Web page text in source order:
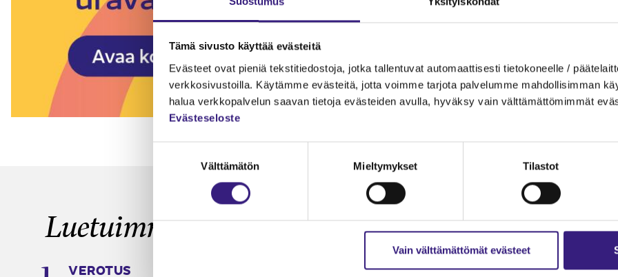
Tämä sivusto käyttää evästeitä
Evästeet ovat pieniä tekstitiedostoja, jotka tallentuvat automaattisesti tietokoneelle /
verkkosivustoilla. Käytämme evästeitä, jotta voimme tarjota palvelumme mahdollisimman
halua verkkopalvelun saavan tietoja evästeiden avulla, hyväksy vain välttämättömimmät
Evästeseloste
Välttämätön Mieltymykset Tilastot
Vain välttämättömät evästeet
Luetuimmat
VEROTUS VEROTUS